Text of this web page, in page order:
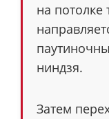
на
ниндзя.
Затем